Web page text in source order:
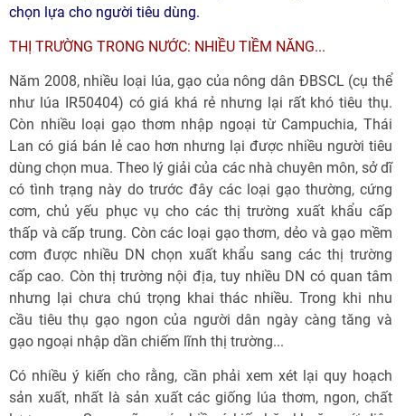
chọn lựa cho người tiêu dùng.
THỊ TRƯỜNG TRONG NƯỚC: NHIỀU TIỀM NĂNG...
Năm 2008, nhiều loại lúa, gạo của nông dân ĐBSCL (cụ thể
như lúa IR50404) có giá khá rẻ nhưng lại rất khó tiêu thụ.
Còn nhiều loại gạo thơm nhập ngoại từ Campuchia, Thái
Lan có giá bán lẻ cao hơn nhưng lại được nhiều người tiêu
dùng chọn mua. Theo lý giải của các nhà chuyên môn, sở dĩ
có tình trạng này do trước đây các loại gạo thường, cứng
cơm, chủ yếu phục vụ cho các thị trường xuất khẩu cấp
thấp và cấp trung. Còn các loại gạo thơm, dẻo và gạo mềm
cơm được nhiều DN chọn xuất khẩu sang các thị trường
cấp cao. Còn thị trường nội địa, tuy nhiều DN có quan tâm
nhưng lại chưa chú trọng khai thác nhiều. Trong khi nhu
cầu tiêu thụ gạo ngon của người dân ngày càng tăng và
gạo ngoại nhập dần chiếm lĩnh thị trường...
Có nhiều ý kiến cho rằng, cần phải xem xét lại quy hoạch
sản xuất, nhất là sản xuất các giống lúa thơm, ngon, chất